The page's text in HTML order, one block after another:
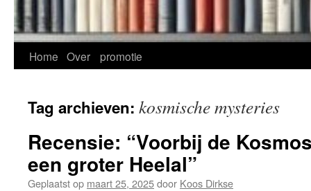
Home Over promotie
Tag archieven: kosmische mysteries
Recensie: “Voorbij de
een groter Heelal”
Geplaatst op maart 25, 2025door Koos Dirkse